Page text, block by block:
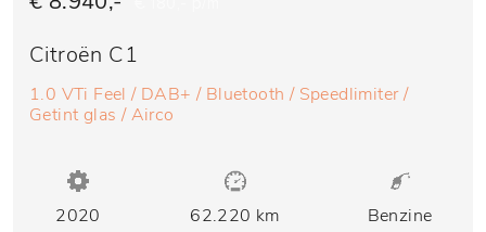
Citroën C1
1.0 VTi Feel / DAB+ / Bluetooth / Speedlimiter /
Getint glas / Airco
2020 62.220 km Benzine